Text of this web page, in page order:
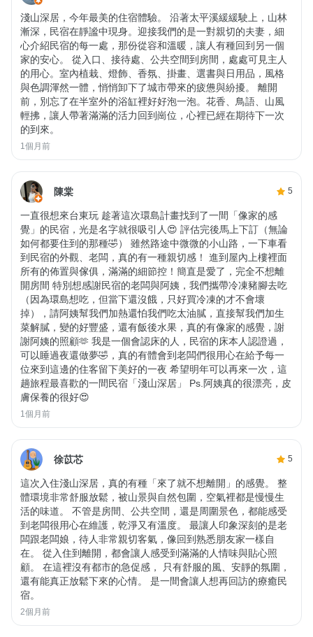
淺山深居，今年最美的住宿體驗。 沿著太平溪緩緩駛上，山林
漸深，民宿在靜謐中現身。迎接我們的是一對親切的夫妻，細
心介紹民宿的每一處，那份從容和溫暖，讓人有種回到另一個
家的安心。 從入口、接待處、公共空間到房間，處處可見主人
的用心。室內植栽、燈飾、香氛、掛畫、選書與日用品，風格
與色調渾然一體，悄悄卸下了城市帶來的疲憊與紛擾。 離開
前，別忘了在半室外的浴缸裡好好泡一泡。花香、鳥語、山風
輕拂，讓人帶著滿滿的活力回到崗位，心裡已經在期待下一次
的到來。
1個月前
陳棠 5
一直很想來台東玩 趁著這次環島計畫找到了一間「像家的感
覺」的民宿，光是名字就很吸引人😍 評估完後馬上下訂（無論
如何都要住到的那種🤣） 雖然路途中微微的小山路，一下車看
到民宿的外觀、老闆，真的有一種親切感！ 進到屋內上樓裡面
所有的佈置與傢俱，滿滿的細節控！簡直是愛了，完全不想離
開房間 特別想感謝民宿的老闆與阿姨，我們攜帶冷凍豬腳去吃
（因為環島想吃，但當下還沒餓，只好買冷凍的才不會壞
掉），請阿姨幫我們加熱還怕我們吃太油膩，直接幫我們加生
菜解膩，變的好豐盛，還有飯後水果，真的有像家的感覺，謝
謝阿姨的照顧🫶 我是一個會認床的人，民宿的床本人認證過，
可以睡過夜還做夢🤣，真的有體會到老闆們很用心在給予每一
位來到這邊的住客留下美好的一夜 希望明年可以再來一次，這
趟旅程最喜歡的一間民宿「淺山深居」 Ps.阿姨真的很漂亮，皮
膚保養的很好😍
1個月前
徐苡芯 5
這次入住淺山深居，真的有種「來了就不想離開」的感覺。 整
體環境非常舒服放鬆，被山景與自然包圍，空氣裡都是慢慢生
活的味道。 不管是房間、公共空間，還是周圍景色，都能感受
到老闆很用心在維護，乾淨又有溫度。 最讓人印象深刻的是老
闆跟老闆娘，待人非常親切客氣，像回到熟悉朋友家一樣自
在。 從入住到離開，都會讓人感受到滿滿的人情味與貼心照
顧。 在這裡沒有都市的急促感， 只有舒服的風、安靜的氛圍，
還有能真正放鬆下來的心情。 是一間會讓人想再回訪的療癒民
宿。
2個月前